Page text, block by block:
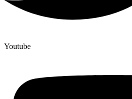
Youtube